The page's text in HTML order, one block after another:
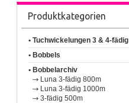
Produktkategorien
• Tuchwickelungen 3 & 4-fädig
• Bobbels
• Bobbelarchiv
Luna 3-fädig 800m
Luna 3-fädig 1000m
3-fädig 500m